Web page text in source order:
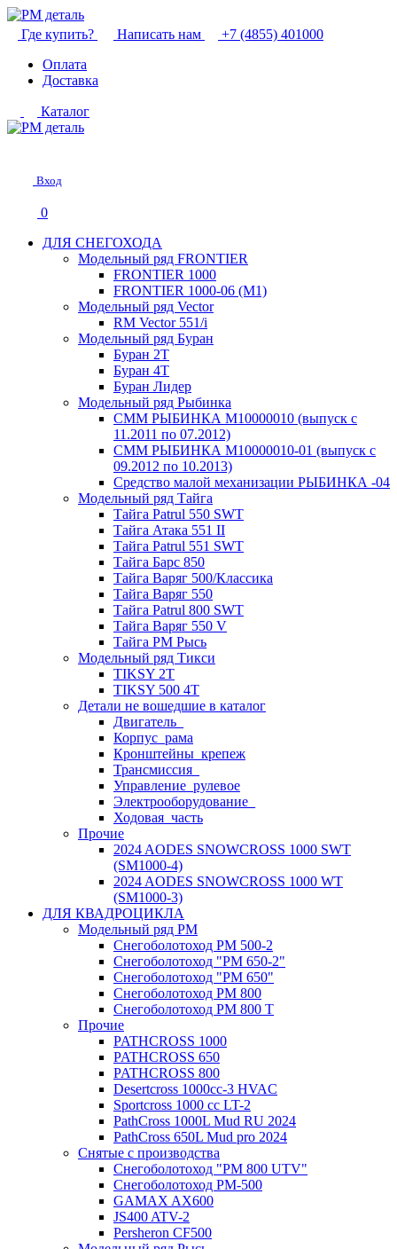
Где купить? Написать нам
+7 (4855) 401000
Оплата
Доставка
Каталог
Вход
0
ДЛЯ СНЕГОХОДА
Модельный ряд FRONTIER
FRONTIER 1000
FRONTIER 1000-06 (М1)
Модельный ряд Vector
RM Vector 551/i
Модельный ряд Буран
Буран 2Т
Буран 4Т
Буран Лидер
Модельный ряд Рыбинка
СММ РЫБИНКА M10000010 (выпуск с
11.2011 по 07.2012)
СММ РЫБИНКА M10000010-01 (выпуск с
09.2012 по 10.2013)
Средство малой механизации РЫБИНКА -04
Модельный ряд Тайга
Тайга Patrul 550 SWT
Тайга Атака 551 II
Тайга Patrul 551 SWT
Тайга Барс 850
Тайга Варяг 500/Классика
Тайга Варяг 550
Тайга Patrul 800 SWT
Тайга Варяг 550 V
Тайга РМ Рысь
Модельный ряд Тикси
TIKSY 2T
TIKSY 500 4T
Детали не вошедшие в каталог
Двигатель_
Корпус_рама
Кронштейны_крепеж
Трансмиссия_
Управление_рулевое
Электрооборудование_
Ходовая_часть
Прочие
2024 AODES SNOWCROSS 1000 SWT
(SM1000-4)
2024 AODES SNOWCROSS 1000 WT
(SM1000-3)
ДЛЯ КВАДРОЦИКЛА
Модельный ряд РМ
Снегоболотоход РМ 500-2
Снегоболотоход "РМ 650-2"
Снегоболотоход "РМ 650"
Снегоболотоход РМ 800
Снегоболотоход РМ 800 Т
Прочие
PATHCROSS 1000
PATHCROSS 650
PATHCROSS 800
Desertcross 1000cc-3 HVAC
Sportcross 1000 cc LT-2
PathCross 1000L Mud RU 2024
PathCross 650L Mud pro 2024
Снятые с производства
Снегоболотоход "РМ 800 UTV"
Снегоболотоход РМ-500
GAMAX AX600
JS400 ATV-2
Persheron CF500